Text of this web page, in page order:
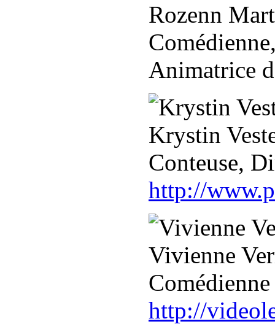
Rozenn
Animatrice
Krystin
Conteuse,
http://
Vivienne
http://